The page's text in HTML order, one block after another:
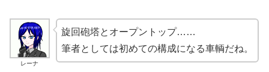
レーナ
旋回砲塔とオープントップ……
筆者としては初めての構成になる車輌だね。